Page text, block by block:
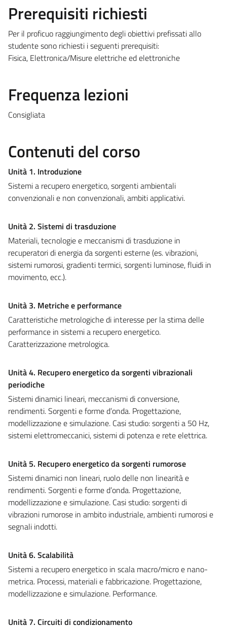
Prerequisiti richiesti
Per il proficuo raggiungimento degli obiettivi prefissati allo
studente sono richiesti i seguenti prerequisiti:
Fisica, Elettronica/Misure elettriche ed elettroniche
Frequenza lezioni
Consigliata
Contenuti del corso
Unità 1. Introduzione
Sistemi a recupero energetico, sorgenti ambientali
convenzionali e non convenzionali, ambiti applicativi.
Unità 2. Sistemi di trasduzione
Materiali, tecnologie e meccanismi di trasduzione in
recuperatori di energia da sorgenti esterne (es. vibrazioni,
sistemi rumorosi, gradienti termici, sorgenti luminose, fluidi in
movimento, ecc.).
Unità 3. Metriche e performance
Caratteristiche metrologiche di interesse per la stima delle
performance in sistemi a recupero energetico.
Caratterizzazione metrologica.
Unità 4. Recupero energetico da sorgenti vibrazionali
periodiche
Sistemi dinamici lineari, meccanismi di conversione,
rendimenti. Sorgenti e forme d’onda. Progettazione,
modellizzazione e simulazione. Casi studio: sorgenti a 50 Hz,
sistemi elettromeccanici, sistemi di potenza e rete elettrica.
Unità 5. Recupero energetico da sorgenti rumorose
Sistemi dinamici non lineari, ruolo delle non linearità e
rendimenti. Sorgenti e forme d’onda. Progettazione,
modellizzazione e simulazione. Casi studio: sorgenti di
vibrazioni rumorose in ambito industriale, ambienti rumorosi e
segnali indotti.
Unità 6. Scalabilità
Sistemi a recupero energetico in scala macro/micro e nano-
metrica. Processi, materiali e fabbricazione. Progettazione,
modellizzazione e simulazione. Performance.
Unità 7. Circuiti di condizionamento